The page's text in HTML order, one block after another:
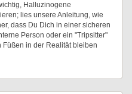
Halluzinogene
lies unsere Anleitung, wie
dass Du Dich in einer sicheren
Person oder ein "Tripsitter"
in der Realität bleiben